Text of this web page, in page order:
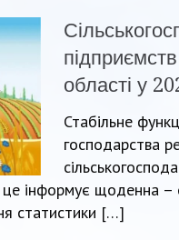
області у
Стабільне
господарства
інформує щоденна –
статистики […]